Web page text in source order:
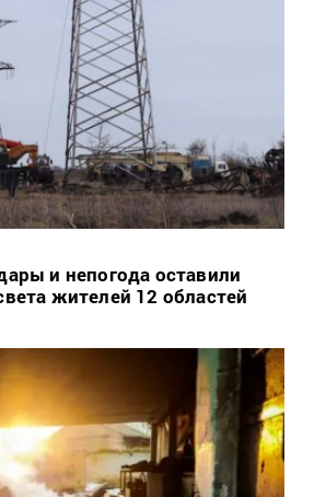
и непогода оставили
жителей 12 областей